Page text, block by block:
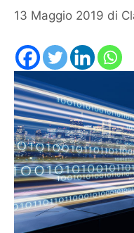
13 Maggio 2019 di